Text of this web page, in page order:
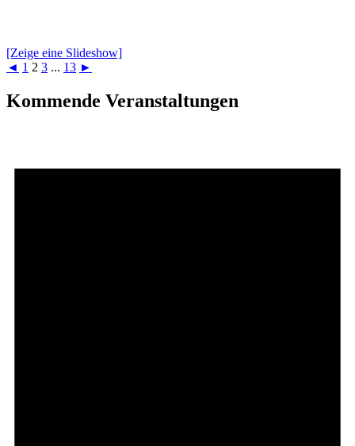
[Zeige eine Slideshow]
◄ 1 2 3 ... 13 ►
Kommende Veranstaltungen